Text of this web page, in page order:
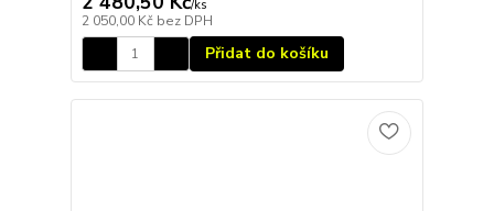
/ks
2 050,00 Kč bez DPH
Přidat do košíku